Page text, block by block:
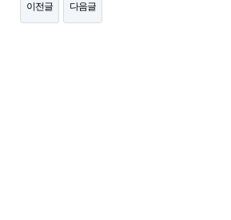
이전글 다음글